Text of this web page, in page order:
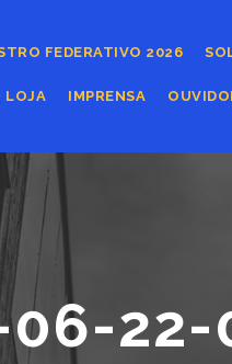
FEDERATIVO 2026
LOJA IMPRENSA
06-